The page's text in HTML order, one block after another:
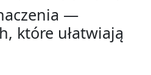
—
które ułatwiają